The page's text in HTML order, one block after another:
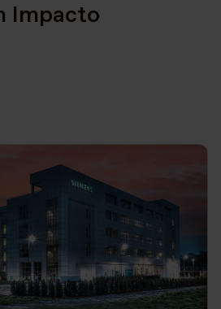
Impacto